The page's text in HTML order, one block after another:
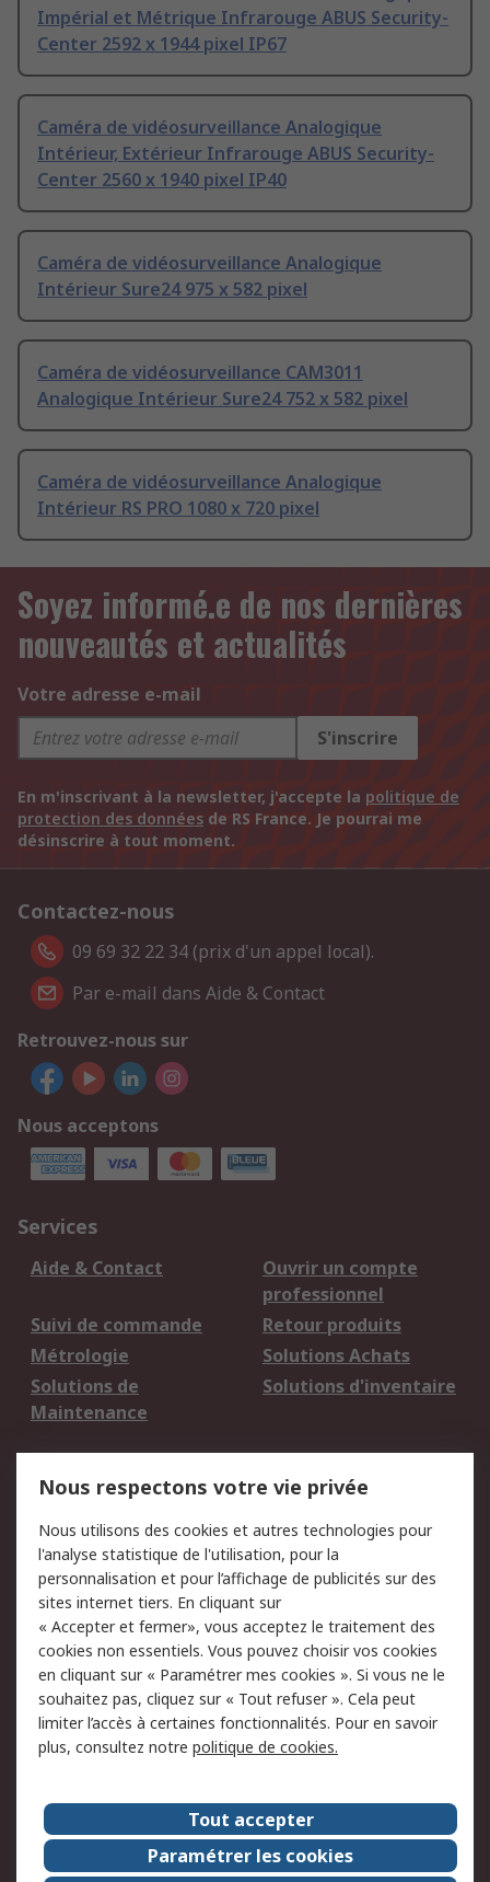
Impérial et Métrique Infrarouge ABUS Security-
Center 2592 x 1944 pixel IP67
Caméra de vidéosurveillance Analogique
Intérieur, Extérieur Infrarouge ABUS Security-
Center 2560 x 1940 pixel IP40
Caméra de vidéosurveillance Analogique
Intérieur Sure24 975 x 582 pixel
Caméra de vidéosurveillance CAM3011
Analogique Intérieur Sure24 752 x 582 pixel
Caméra de vidéosurveillance Analogique
Intérieur RS PRO 1080 x 720 pixel
Soyez informé.e de nos dernières
nouveautés et actualités
Votre adresse e-mail
S'inscrire
En m'inscrivant à la newsletter, j'accepte la politique de
protection des données de RS France. Je pourrai me
désinscrire à tout moment.
Contactez-nous
09 69 32 22 34 (prix d'un appel local).
Par e-mail dans Aide & Contact
Retrouvez-nous sur
Nous acceptons
Services
Aide & Contact
Ouvrir un compte
professionnel
Suivi de commande
Retour produits
Métrologie
Solutions Achats
Solutions de
Maintenance
Solutions d'inventaire
du site
Politique de protection
des données - Mise à
jour
Sécurité des E-mails
Conditions générales
de vente
Politique anti-
corruption
Campagnes marketing
A propos de RS
A propos de RS France
Evénements
Le groupe RS Group Plc
Presse
RS dans le monde
Démarche RSE
Nous respectons votre vie privée
Nous utilisons des cookies et autres technologies pour
l'analyse statistique de l'utilisation, pour la
personnalisation et pour l’affichage de publicités sur des
sites internet tiers. En cliquant sur
« Accepter et fermer», vous acceptez le traitement des
cookies non essentiels. Vous pouvez choisir vos cookies
en cliquant sur « Paramétrer mes cookies ». Si vous ne le
souhaitez pas, cliquez sur « Tout refuser ». Cela peut
limiter l’accès à certaines fonctionnalités. Pour en savoir
plus, consultez notre politique de cookies.
Tout accepter
Paramétrer les cookies